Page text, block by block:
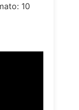
10